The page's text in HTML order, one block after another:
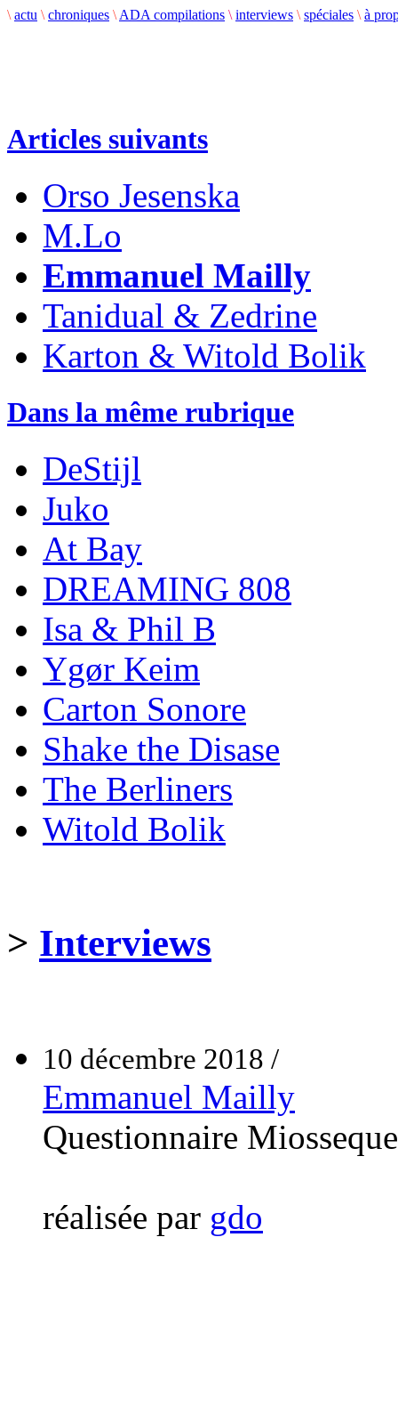
\ actu \ chroniques \ ADA compilations \ interviews \ spéciales \ à
Articles suivants
Orso Jesenska
M.Lo
Emmanuel Mailly
Tanidual & Zedrine
Karton & Witold Bolik
Dans la même rubrique
DeStijl
Juko
At Bay
DREAMING 808
Isa & Phil B
Ygør Keim
Carton Sonore
Shake the Disase
The Berliners
Witold Bolik
> Interviews
10 décembre 2018 /
Emmanuel Mailly
Questionnaire
réalisée par gdo